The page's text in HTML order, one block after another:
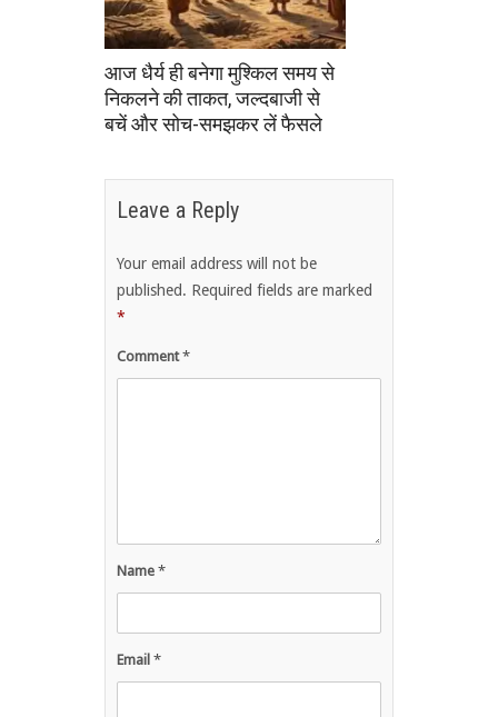
आज धैर्य ही बनेगा मुश्किल समय से
निकलने की ताकत, जल्दबाजी से
बचें और सोच-समझकर लें फैसले
Leave a Reply
Your email address will not be
published. Required fields are marked
*
Comment*
Name *
Email *